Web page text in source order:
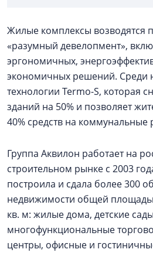
Жилые комплексы возводятся
«разумный девелопмент»,
эргономичных,
экономичных решений. Среди
технологии Termo-S, которая
зданий на 50% и позволяет
40% средств на коммунальные
Группа Аквилон работает на
строительном рынке с 2003
построила и сдала более 300
недвижимости общей
кв. м: жилые дома, детские
многофункциональные
центры, офисные и